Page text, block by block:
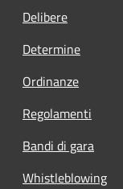
Delibere
Determine
Ordinanze
Regolamenti
Bandi di gara
Whistleblowing